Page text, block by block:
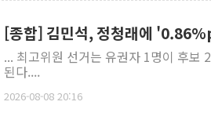
[종합] 김민석, 정청래에
... 최고위원 선거는 유권자 1명이 후보
된다....
2026-08-08 20:16